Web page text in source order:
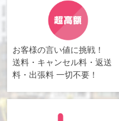
お客様の言い値に挑戦！
送料・キャンセル料・返送
料・出張料 一切不要！